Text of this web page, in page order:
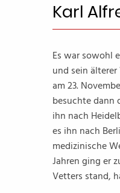
Karl
Es war sowohl
und sein
am 23.
besuchte dann
ihn nach
es ihn nach
medizinische
Jahren ging er
Vetters stand,